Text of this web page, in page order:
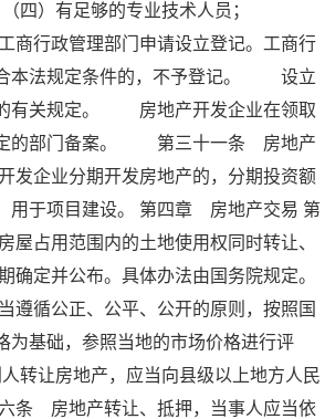
四）有足够的专业技术人员；
行政管理部门申请设立登记。工商行
合本法规定条件的，不予登记。 设立
的有关规定。 房地产开发企业在领取
定的部门备案。 第三十一条 房地产
企业分期开发房地产的，分期投资额
用于项目建设。 第四章 房地产交易 第
用范围内的土地使用权同时转让、
定并公布。具体办法由国务院规定。
公正、公平、公开的原则，按照国
为基础，参照当地的市场价格进行评
房地产，应当向县级以上地方人民
条 房地产转让、抵押，当事人应当依